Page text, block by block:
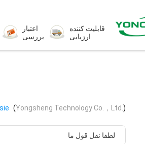
اعتبار
بررسی
قابلیت کننده
ارزیابی
(Yongsheng Technology Co.，Ltd. )